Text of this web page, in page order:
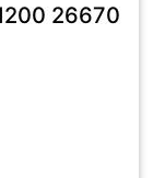
26670